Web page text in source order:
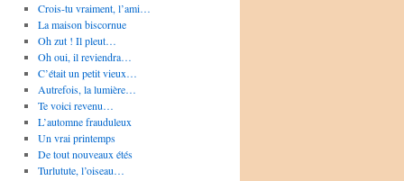
Crois-tu vraiment, l’ami…
La maison biscornue
Oh zut ! Il pleut…
Oh oui, il reviendra…
C’était un petit vieux…
Autrefois, la lumière…
Te voici revenu…
L’automne frauduleux
Un vrai printemps
De tout nouveaux étés
Turlutute, l’oiseau…